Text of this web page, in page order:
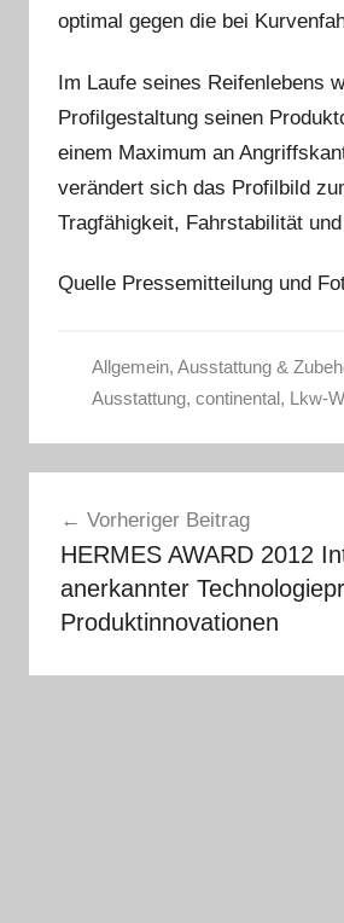
optimal gegen die bei
Im Laufe seines Reifenlebens
Profilgestaltung seinen
einem Maximum an
verändert sich das Profilbild
Tragfähigkeit, Fahrstabilität
Quelle Pressemitteilung und
Allgemein, Ausstattung &
Ausstattung, continental, Lkw-
Vorheriger Beitrag
HERMES AWARD 2012
anerkannter
Produktinnovationen